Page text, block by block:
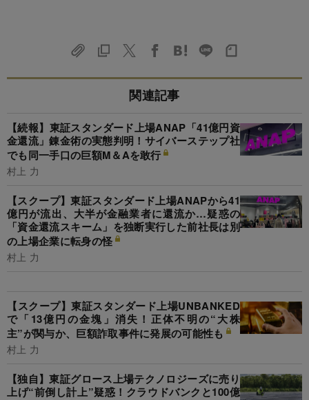
関連記事
【続報】東証スタンダード上場ANAP「41億円資
金還流」錬金術の実態判明！サイバーステップ社
でも同一手口の巨額M＆Aを敢行
村上 力
【スクープ】東証スタンダード上場ANAPから41
億円が流出、大半が金融業者に還流か…疑惑の
「資金還流スキーム」を独断実行した前社長は別
の上場企業に転身の怪
村上 力
【スクープ】東証スタンダード上場UNBANKED
で「13億円の金塊」消失！正体不明の“大株
主”が関与か、巨額詐取事件に発展の可能性も
村上 力
【独自】東証グロース上場テクノロジーズに売り
上げ“前倒し計上”疑惑！クラウドバンクと100億